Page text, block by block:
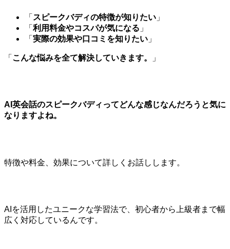
「 スピークバディの特徴が知りたい 」
「 利用料金やコスパが気になる 」
「 実際の効果や口コミを知りたい 」
「 こんな悩みを全て解決していきます。 」
AI英会話のスピークバディってどんな感じなんだろうと気に
なりますよね。
特徴や料金、効果について詳しくお話しします。
AIを活用したユニークな学習法で、初心者から上級者まで幅
広く対応しているんです。